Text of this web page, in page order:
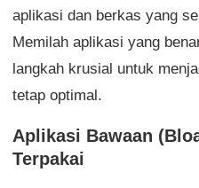
aplikasi dan berkas yang
Memilah aplikasi yang
langkah krusial untuk
tetap optimal.
Aplikasi Bawaan
Terpakai